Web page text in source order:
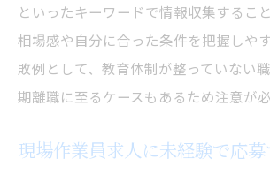
といったキーワードで情報収集するこ
相場感や自分に合った条件を把握しや
敗例として、教育体制が整っていない
期離職に至るケースもあるため注意が必
現場作業員求人に未経験で応